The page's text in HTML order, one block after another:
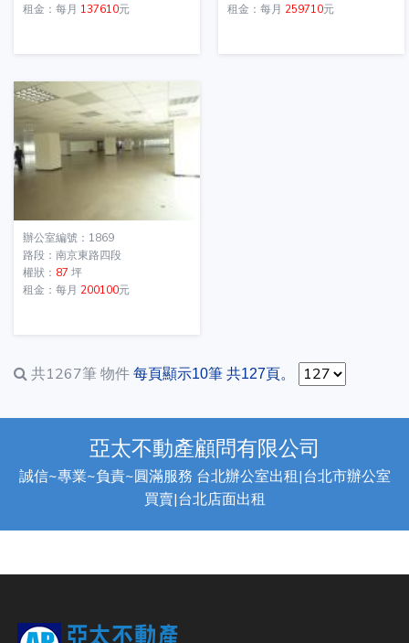
租金：每月 137610元
租金：每月 259710元
辦公室編號：1869
路段：南京東路四段
權狀： 87 坪
租金：每月 200100元
共1267筆 物件 每頁顯示10筆 共127頁。
亞太不動產顧問有限公司
誠信~專業~負責~圓滿服務 台北辦公室出租|台北市辦公室
買賣|台北店面出租